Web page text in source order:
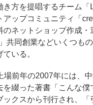
き方を提唱するチーム「
アップコミュニティ「
のネットショップ作成
共同創業などいくつも
ている。
前年の2007年には、
を綴った著書「こんな僕
ックスから刊行され、「